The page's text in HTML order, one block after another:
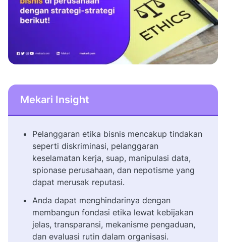
Mekari Insight
Pelanggaran etika bisnis mencakup tindakan
seperti diskriminasi, pelanggaran
keselamatan kerja, suap, manipulasi data,
spionase perusahaan, dan nepotisme yang
dapat merusak reputasi.
Anda dapat menghindarinya dengan
membangun fondasi etika lewat kebijakan
jelas, transparansi, mekanisme pengaduan,
dan evaluasi rutin dalam organisasi.